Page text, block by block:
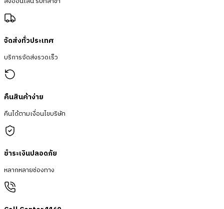
จัดส่งทั่วประเทศ
บริการจัดส่งรวดเร็ว
คืนสินค้าง่าย
คืนได้ตามเงื่อนไขบริษัท
ชำระเงินปลอดภัย
หลากหลายช่องทาง